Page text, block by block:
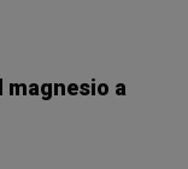
magnesio a